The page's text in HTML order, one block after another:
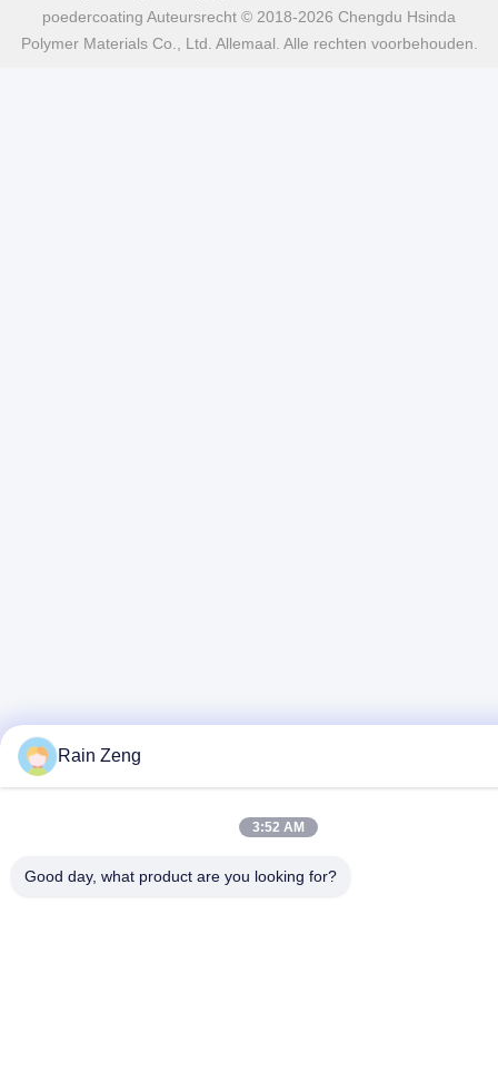
poedercoating Auteursrecht © 2018-2026 Chengdu Hsinda
Polymer Materials Co., Ltd. Allemaal. Alle rechten voorbehouden.
Rain Zeng
3:52 AM
Good day, what product are you looking for?